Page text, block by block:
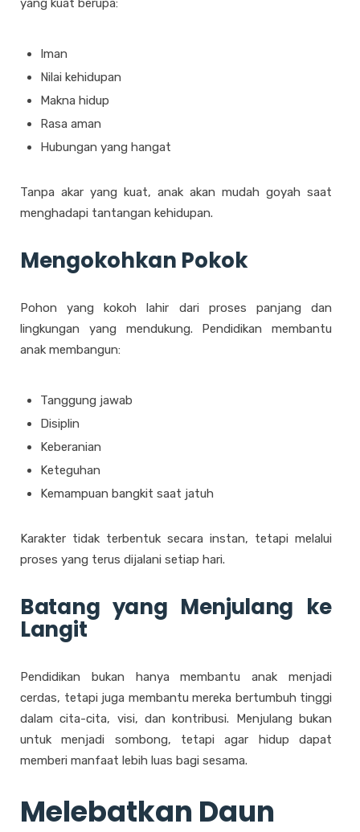
yang kuat berupa:
Iman
Nilai kehidupan
Makna hidup
Rasa aman
Hubungan yang hangat
Tanpa akar yang kuat, anak akan mudah goyah saat
menghadapi tantangan kehidupan.
Mengokohkan Pokok
Pohon yang kokoh lahir dari proses panjang dan
lingkungan yang mendukung. Pendidikan membantu
anak membangun:
Tanggung jawab
Disiplin
Keberanian
Keteguhan
Kemampuan bangkit saat jatuh
Karakter tidak terbentuk secara instan, tetapi melalui
proses yang terus dijalani setiap hari.
Batang yang Menjulang ke
Langit
Pendidikan bukan hanya membantu anak menjadi
cerdas, tetapi juga membantu mereka bertumbuh tinggi
dalam cita-cita, visi, dan kontribusi. Menjulang bukan
untuk menjadi sombong, tetapi agar hidup dapat
memberi manfaat lebih luas bagi sesama.
Melebatkan Daun